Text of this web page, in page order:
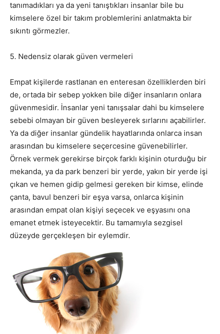
tanımadıkları ya da yeni tanıştıkları insanlar bile bu
kimselere özel bir takım problemlerini anlatmakta bir
sıkıntı görmezler.
5. Nedensiz olarak güven vermeleri
Empat kişilerde rastlanan en enteresan özelliklerden biri
de, ortada bir sebep yokken bile diğer insanların onlara
güvenmesidir. İnsanlar yeni tanışsalar dahi bu kimselere
sebebi olmayan bir güven besleyerek sırlarını açabilirler.
Ya da diğer insanlar gündelik hayatlarında onlarca insan
arasından bu kimselere seçercesine güvenebilirler.
Örnek vermek gerekirse birçok farklı kişinin oturduğu bir
mekanda, ya da park benzeri bir yerde, yakın bir yerde işi
çıkan ve hemen gidip gelmesi gereken bir kimse, elinde
çanta, bavul benzeri bir eşya varsa, onlarca kişinin
arasından empat olan kişiyi seçecek ve eşyasını ona
emanet etmek isteyecektir. Bu tamamıyla sezgisel
düzeyde gerçekleşen bir eylemdir.